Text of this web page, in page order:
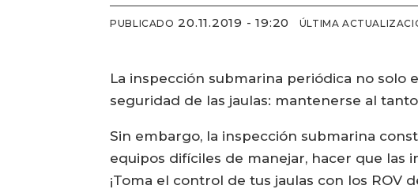
PUBLICADO 20.11.2019 - 19:20 ÚLTIMA
La inspección submarina periódica no solo
seguridad de las jaulas: mantenerse al
Sin embargo, la inspección submarina
equipos difíciles de manejar, hacer que las
¡Toma el control de tus jaulas con los ROV